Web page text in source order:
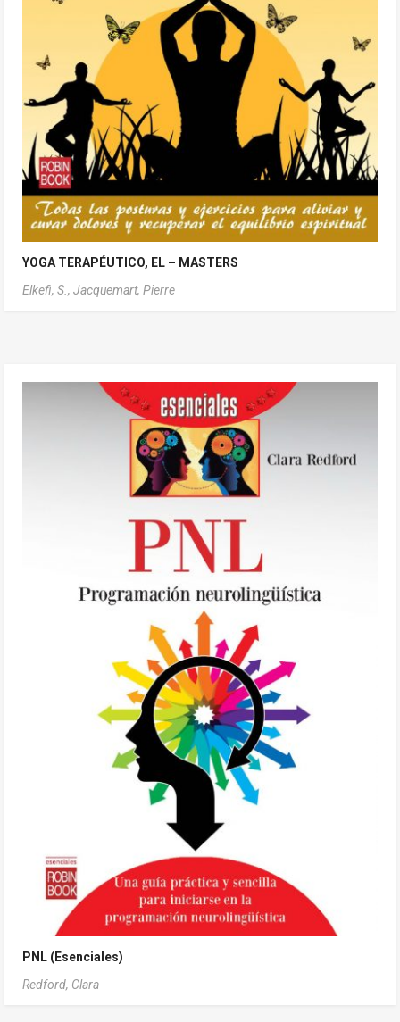
YOGA TERAPÉUTICO, EL – MASTERS
Elkefi, S., Jacquemart, Pierre
PNL (Esenciales)
Redford, Clara